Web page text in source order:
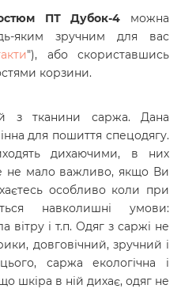
ПТ Дубок-4 можна
яким зручним для вас
"), або скориставшись
корзини.
з тканини саржа. Дана
для пошиття спецодягу.
дихаючими, в них
не мало важливо, якщо Ви
особливо коли при
навколишні умови:
вітру і т.п. Одяг з саржі не
довговічний, зручний і
саржа екологічна і
шкіра в ній дихає, одяг не